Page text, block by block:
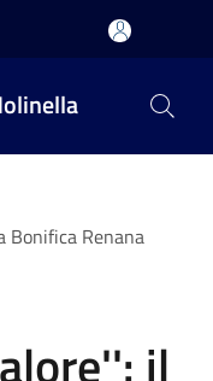
Bonifica Renana
il